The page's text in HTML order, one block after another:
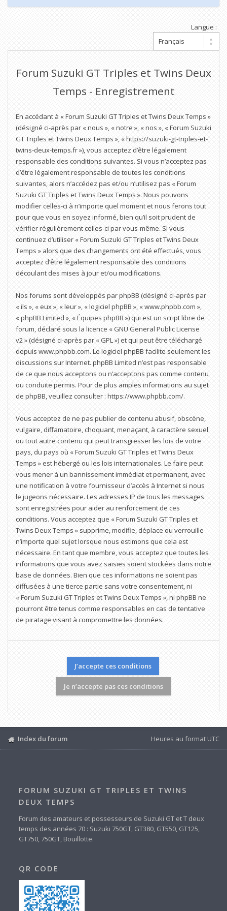
Langue :
Forum Suzuki GT Triples et Twins Deux
Temps - Enregistrement
En accédant à « Forum Suzuki GT Triples et Twins Deux Temps »
(désigné ci-après par « nous », « notre », « nos », « Forum Suzuki
GT Triples et Twins Deux Temps », « https://suzuki-gt-triples-et-
twins-deux-temps.fr »), vous acceptez d’être légalement
responsable des conditions suivantes. Si vous n’acceptez pas
d’être légalement responsable de toutes les conditions
suivantes, alors n’accédez pas et/ou n’utilisez pas « Forum
Suzuki GT Triples et Twins Deux Temps ». Nous pouvons
modifier celles-ci à n’importe quel moment et nous ferons tout
pour que vous en soyez informé, bien qu’il soit prudent de
vérifier régulièrement celles-ci par vous-même. Si vous
continuez d’utiliser « Forum Suzuki GT Triples et Twins Deux
Temps » alors que des changements ont été effectués, vous
acceptez d’être légalement responsable des conditions
découlant des mises à jour et/ou modifications.
Nos forums sont développés par phpBB (désigné ci-après par
« ils », « eux », « leur », « logiciel phpBB », « www.phpbb.com »,
« phpBB Limited », « Équipes phpBB ») qui est un script libre de
forum, déclaré sous la licence «GNU General Public License
v2» (désigné ci-après par « GPL ») et qui peut être téléchargé
depuis www.phpbb.com. Le logiciel phpBB facilite seulement les
discussions sur Internet. phpBB Limited n’est pas responsable
de ce que nous acceptons ou n’acceptons pas comme contenu
ou conduite permis. Pour de plus amples informations au sujet
de phpBB, veuillez consulter : https://www.phpbb.com/.
Vous acceptez de ne pas publier de contenu abusif, obscène,
vulgaire, diffamatoire, choquant, menaçant, à caractère sexuel
ou tout autre contenu qui peut transgresser les lois de votre
pays, du pays où « Forum Suzuki GT Triples et Twins Deux
Temps » est hébergé ou les lois internationales. Le faire peut
vous mener à un bannissement immédiat et permanent, avec
une notification à votre fournisseur d’accès à Internet si nous
le jugeons nécessaire. Les adresses IP de tous les messages
sont enregistrées pour aider au renforcement de ces
conditions. Vous acceptez que « Forum Suzuki GT Triples et
Twins Deux Temps » supprime, modifie, déplace ou verrouille
n’importe quel sujet lorsque nous estimons que cela est
nécessaire. En tant que membre, vous acceptez que toutes les
informations que vous avez saisies soient stockées dans notre
base de données. Bien que ces informations ne soient pas
diffusées à une tierce partie sans votre consentement, ni
« Forum Suzuki GT Triples et Twins Deux Temps », ni phpBB ne
pourront être tenus comme responsables en cas de tentative
de piratage visant à compromettre les données.
Index du forum Heures au format UTC
FORUM SUZUKI GT TRIPLES ET TWINS
DEUX TEMPS
Forum des amateurs et possesseurs de Suzuki GT et T deux
temps des années 70 : Suzuki 750GT, GT380, GT550, GT125,
GT750, 750GT, Bouillotte.
QR CODE